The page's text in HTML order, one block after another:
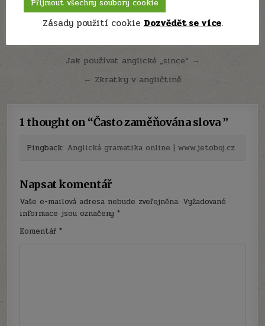
NavigaceJak používat anglické „since“ →
← Zkratky v angličtině
1 thought on “Často zaměňována slova”
Pingback: Anglická gramatika online | www.jetoboj.cz
Napsat komentář
Vaše e-mailová adresa nebude zveřejněna. Vyžadované
informace jsou označeny*
Komentář*
Přijmout všechny soubory cookie
Zásady použití cookie Dozvědět se více.